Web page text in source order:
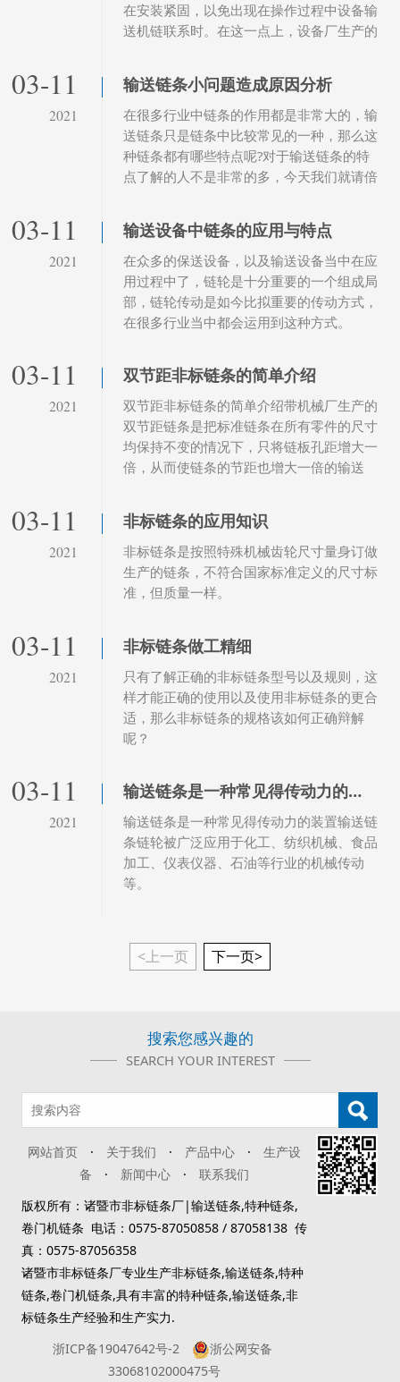
在安装紧固，以免出现在操作过程中设备输
送机链联系时。在这一点上，设备厂生产的
来运行测试，以保证设备的正常运行。
03-11
2021
输送链条小问题造成原因分析
在很多行业中链条的作用都是非常大的，输
送链条只是链条中比较常见的一种，那么这
种链条都有哪些特点呢?对于输送链条的特
点了解的人不是非常的多，今天我们就请倍
03-11
2021
输送设备中链条的应用与特点
在众多的保送设备，以及输送设备当中在应
用过程中了，链轮是十分重要的一个组成局
部，链轮传动是如今比拟重要的传动方式，
在很多行业当中都会运用到这种方式。
03-11
2021
双节距非标链条的简单介绍
双节距非标链条的简单介绍带机械厂生产的
双节距链条是把标准链条在所有零件的尺寸
均保持不变的情况下，只将链板孔距增大一
倍，从而使链条的节距也增大一倍的输送
滚子链派生出来的一种轻型链条。
03-11
2021
非标链条的应用知识
非标链条是按照特殊机械齿轮尺寸量身订做
生产的链条，不符合国家标准定义的尺寸标
准，但质量一样。
03-11
2021
非标链条做工精细
只有了解正确的非标链条型号以及规则，这
样才能正确的使用以及使用非标链条的更合
适，那么非标链条的规格该如何正确辩解
呢？
03-11
2021
输送链条是一种常见得传动力的装置
输送链条是一种常见得传动力的装置输送链
条链轮被广泛应用于化工、纺织机械、食品
加工、仪表仪器、石油等行业的机械传动
等。
<上一页 下一页>
搜索您感兴趣的
SEARCH YOUR INTEREST
网站首页 · 关于我们 · 产品中心 ·生产设
备 · 新闻中心 ·联系我们
版权所有：诸暨市非标链条厂|输送链条,特种链条,
卷门机链条 电话：0575-87050858 / 87058138 传
真：0575-87056358
诸暨市非标链条厂专业生产非标链条,输送链条,特种
链条,卷门机链条,具有丰富的特种链条,输送链条,非
标链条生产经验和生产实力.
浙ICP备19047642号-2
浙公网安备
33068102000475号